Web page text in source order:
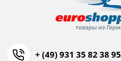
+ (49) 931 35 82 38 95